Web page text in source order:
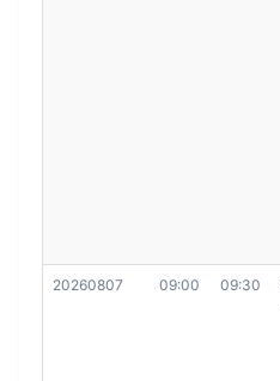
20260807 09:00 09:30